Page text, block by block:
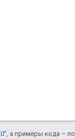
, а примеры кода – по